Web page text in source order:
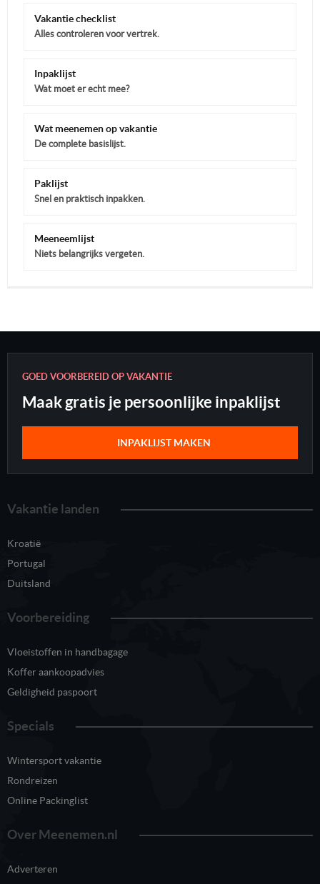
Vakantie checklist
Alles controleren voor vertrek.
Inpaklijst
Wat moet er echt mee?
Wat meenemen op vakantie
De complete basislijst.
Paklijst
Snel en praktisch inpakken.
Meeneemlijst
Niets belangrijks vergeten.
GOED VOORBEREID OP VAKANTIE
Maak gratis je persoonlijke inpaklijst
INPAKLIJST MAKEN
Vakantie landen
Kroatië
Portugal
Duitsland
Voorbereiding
Vloeistoffen in handbagage
Koffer aankoopadvies
Geldigheid paspoort
Specials
Wintersport vakantie
Rondreizen
Online Packinglist
Over Meenemen.nl
Adverteren